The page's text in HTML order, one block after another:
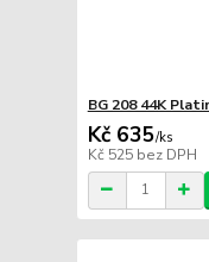
BG 208 44K
Kč 635/ks
Kč 525 bez DPH